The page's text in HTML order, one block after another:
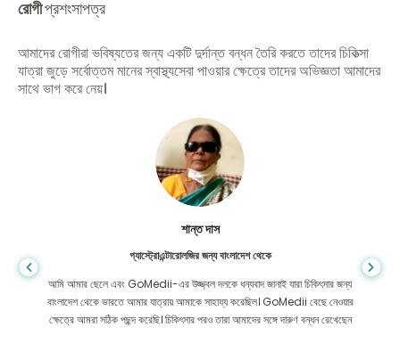
রোগীপ্রশংসাপত্র
আমাদের রোগীরা ভবিষ্যতের জন্য একটি দুর্দান্ত বন্ধন তৈরি করতে তাদের চিকিত্সা
যাত্রা জুড়ে সর্বোত্তম মানের স্বাস্থ্যসেবা পাওয়ার ক্ষেত্রে তাদের অভিজ্ঞতা আমাদের
সাথে ভাগ করে নেয়।
শান্ত দাস
গ্যাস্ট্রোএন্টারোলজির জন্য বাংলাদেশ থেকে
আমি আমার ছেলে এবং GoMedii-এর উজ্জ্বল দলকে ধন্যবাদ জানাই যারা চিকিৎসার জন্য
বাংলাদেশ থেকে ভারতে আমার যাত্রায় আমাকে সাহায্য করেছিল। GoMedii বেছে নেওয়ার
ক্ষেত্রে আমরা সঠিক পছন্দ করেছি। চিকিৎসার পরও তারা আমাদের সঙ্গে দারুণ বন্ধন রেখেছেন